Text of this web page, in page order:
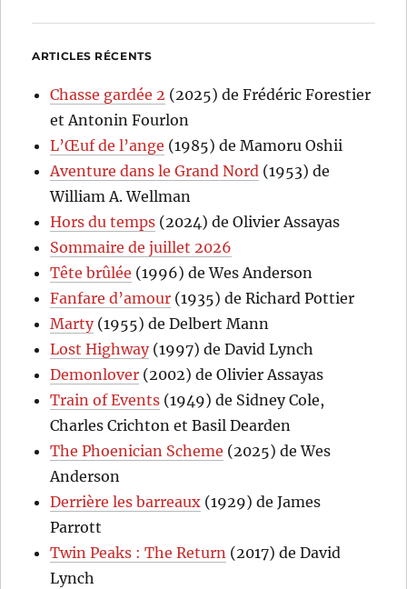
ARTICLES RÉCENTS
Chasse gardée 2 (2025) de Frédéric Forestier
et Antonin Fourlon
L’Œuf de l’ange (1985) de Mamoru Oshii
Aventure dans le Grand Nord (1953) de
William A. Wellman
Hors du temps (2024) de Olivier Assayas
Sommaire de juillet 2026
Tête brûlée (1996) de Wes Anderson
Fanfare d’amour (1935) de Richard Pottier
Marty(1955) de Delbert Mann
Lost Highway(1997) de David Lynch
Demonlover (2002) de Olivier Assayas
Train of Events (1949) de Sidney Cole,
Charles Crichton et Basil Dearden
The Phoenician Scheme (2025) de Wes
Anderson
Derrière les barreaux (1929) de James
Parrott
Twin Peaks : The Return (2017) de David
Lynch